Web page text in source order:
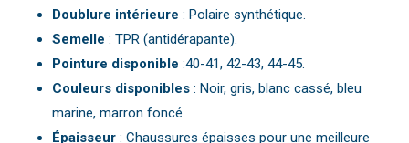
Doublure intérieure : Polaire synthétique.
Semelle : TPR (antidérapante).
Pointure disponible :40-41, 42-43, 44-45.
Couleurs disponibles: Noir, gris, blanc cassé, bleu
marine, marron foncé.
Épaisseur: Chaussures épaisses pour une meilleure